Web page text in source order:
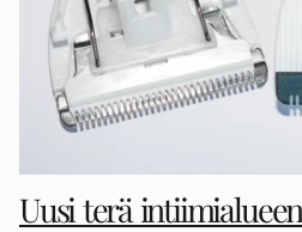
Uusi terä